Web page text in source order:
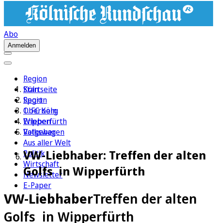
Abo
Anmelden
Region
Köln
Sport
1. FC Köln
Erleben
Ratgeber
Aus aller Welt
Politik
Wirtschaft
Newsletter
E-Paper
Startseite
Region
Oberberg
Wipperfürth
Volkswagen
VW-Liebhaber: Treffen der alten
Golfs in Wipperfürth
VW-LiebhaberTreffen der alten
Golfs in Wipperfürth